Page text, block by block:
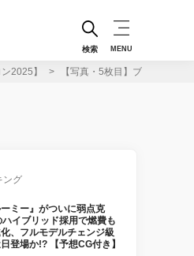
検索 MENU
2025】 【写真・5枚目】ブリッド×
ング
ーミー』がついに弱点克
イブリッド採用で燃費も
、フルモデルチェンジ級
登場か!? 【予想CG付き】